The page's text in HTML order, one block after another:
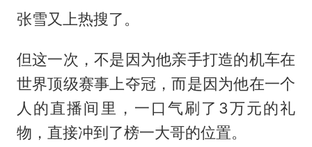
张雪又上热搜了。
但这一次，不是因为他亲手打造的机车在
世界顶级赛事上夺冠，而是因为他在一个
人的直播间里，一口气刷了3万元的礼
物，直接冲到了榜一大哥的位置。